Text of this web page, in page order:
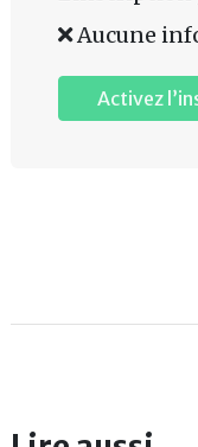
Aucune
Activez